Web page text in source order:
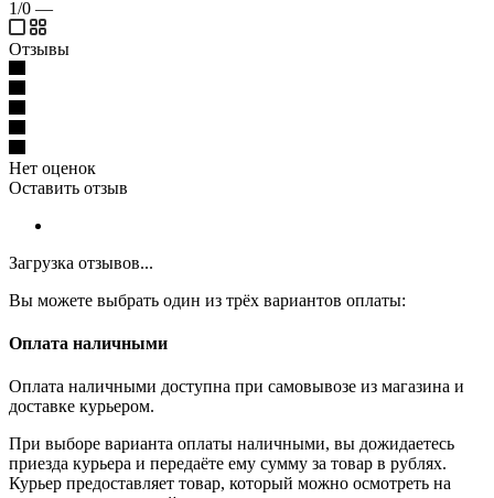
1/0 —
Отзывы
Нет оценок
Оставить отзыв
Загрузка отзывов...
Вы можете выбрать один из трёх вариантов оплаты:
Оплата наличными
Оплата наличными доступна при самовывозе из магазина и
доставке курьером.
При выборе варианта оплаты наличными, вы дожидаетесь
приезда курьера и передаёте ему сумму за товар в рублях.
Курьер предоставляет товар, который можно осмотреть на